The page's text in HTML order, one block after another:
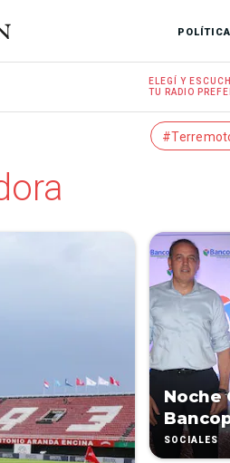
POLÍTICA
ELEGÍ Y
TU RADIO
Noche
SOCIALES